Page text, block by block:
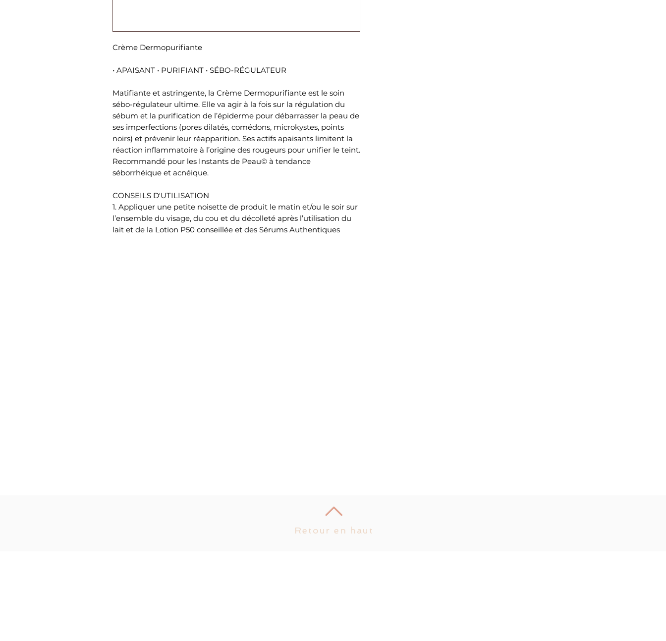
Crème Dermopurifiante
• APAISANT • PURIFIANT • SÉBO-RÉGULATEUR
Matifiante et astringente, la Crème Dermopurifiante est le soin
sébo-régulateur ultime. Elle va agir à la fois sur la régulation du
sébum et la purification de l’épiderme pour débarrasser la peau de
ses imperfections (pores dilatés, comédons, microkystes, points
noirs) et prévenir leur réapparition. Ses actifs apaisants limitent la
réaction inflammatoire à l’origine des rougeurs pour unifier le teint.
Recommandé pour les Instants de Peau© à tendance
séborrhéique et acnéique.
CONSEILS D'UTILISATION
1. Appliquer une petite noisette de produit le matin et/ou le soir sur
l’ensemble du visage, du cou et du décolleté après l’utilisation du
lait et de la Lotion P50 conseillée et des Sérums Authentiques
Retour en haut